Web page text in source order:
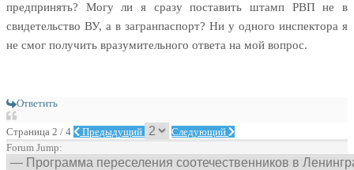
предпринять? Могу ли я сразу поставить штамп РВП не в
свидетельство ВУ, а в загранпаспорт? Ни у одного инспектора я
не смог получить вразумительного ответа на мой вопрос.
Ответить
Страница 2 / 4 Предыдущий
Следующий
Forum Jump: